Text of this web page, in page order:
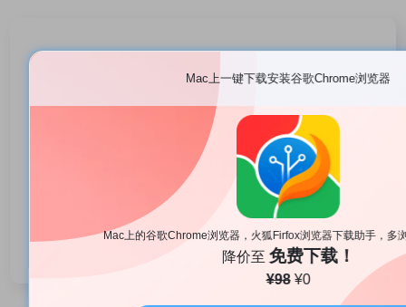
Mac上一键下载安装谷歌Chrome浏览器
Mac上的谷歌Chrome浏览器，火狐Firfox浏览器下载助手，多
降价至 免费下载！
¥98 ¥0
F-Vault 文件保险箱
Mac隐私文件隐藏工具